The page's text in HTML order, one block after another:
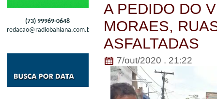
(73) 99969-0648
redacao@radiobahiana.com.br
A PEDIDO DO
MORAES,
ASFALTADAS
7/out/2020 . 21:22
Tocador
de
vídeo